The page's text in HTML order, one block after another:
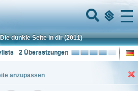
Menu
dunkle Seite in dir (2011)
2 Übersetzungen
anzupassen